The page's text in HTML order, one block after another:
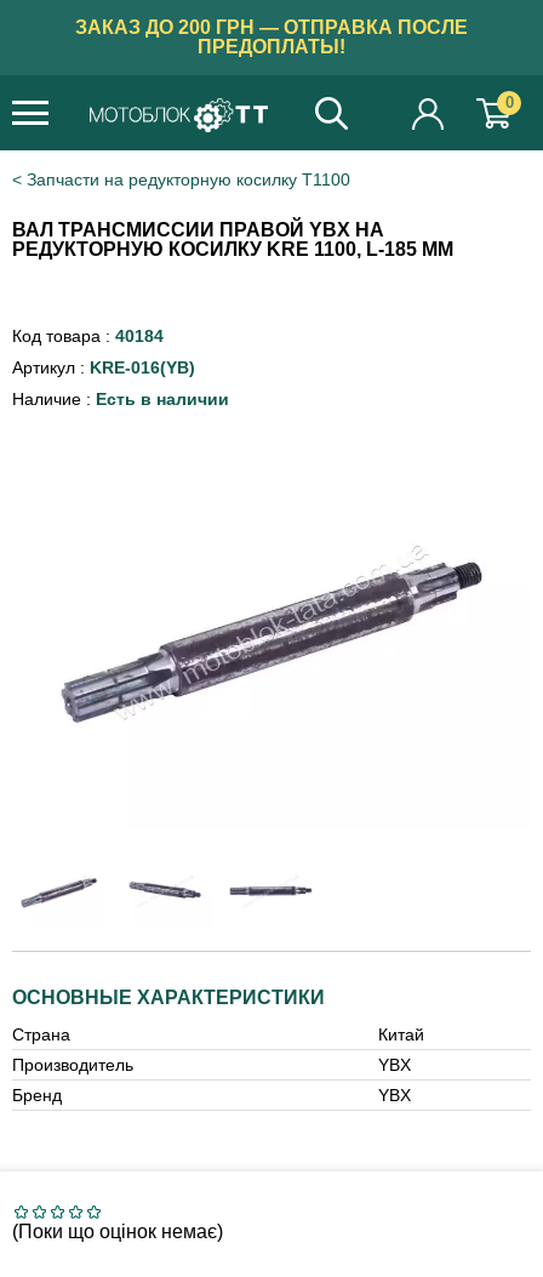
ЗАКАЗ ДО 200 ГРН — ОТПРАВКА ПОСЛЕ
ПРЕДОПЛАТЫ!
0
Запчасти на редукторную косилку Т1100
ВАЛ ТРАНСМИССИИ ПРАВОЙ YBX НА
РЕДУКТОРНУЮ КОСИЛКУ KRE 1100, L-185 ММ
Код товара : 40184
Артикул : KRE-016(YB)
Наличие : Есть в наличии
ОСНОВНЫЕ ХАРАКТЕРИСТИКИ
Страна
Китай
Производитель
YBX
Бренд
YBX
(Поки що оцінок немає)